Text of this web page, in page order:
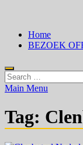
contentHome
BEZOEK
Search
for:
Main Menu
Tag: